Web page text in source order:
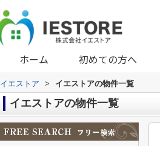
ホーム 初めての方へ
イエストア > イエストアの物件一覧
イエストアの物件一覧